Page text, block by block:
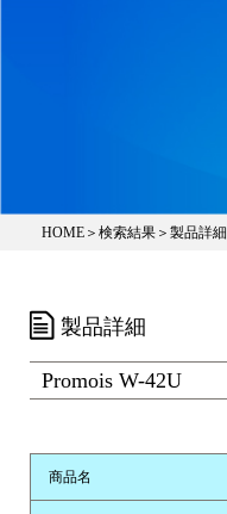
HOME ＞ 検索結果 ＞製品詳細
製品詳細
Promois W-42U
商品名